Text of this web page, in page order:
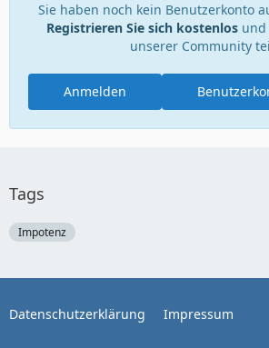
Sie haben noch kein Benutzerkonto
Registrieren Sie sich kostenlosund
unserer Community
Anmelden
Tags
Impotenz
Datenschutzerklärung Impressum